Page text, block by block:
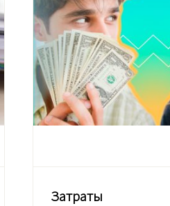
Затраты